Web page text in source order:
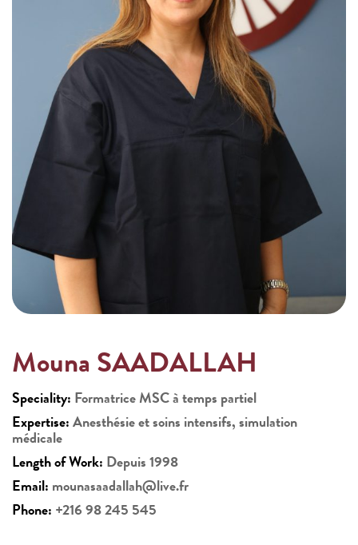
Mouna SAADALLAH
Speciality: Formatrice MSC à temps partiel
Expertise:Anesthésie et soins intensifs, simulation
médicale
Length of Work: Depuis 1998
Email: mounasaadallah@live.fr
Phone: +216 98 245 545